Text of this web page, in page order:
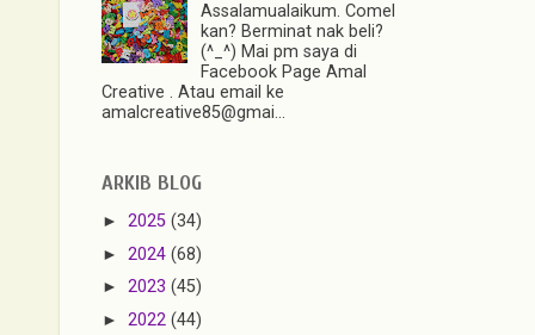
Assalamualaikum. Comel
kan? Berminat nak beli?
(^_^) Mai pm saya di
Facebook Page Amal
Creative . Atau email ke
amalcreative85@gmai...
ARKIB BLOG
► 2025 (34)
► 2024 (68)
► 2023 (45)
► 2022 (44)